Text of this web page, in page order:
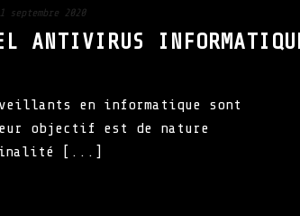
septembre 2020
ANTIVIRUS
en informatique sont
objectif est de nature
finalité [...]